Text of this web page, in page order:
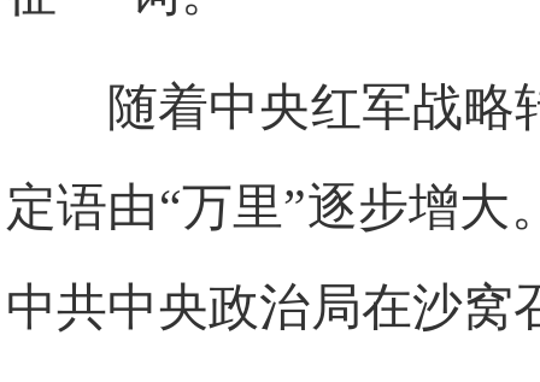
随着中央红军战略
定语由“万里”逐步增
中共中央政治局在沙窝